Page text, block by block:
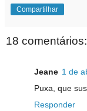
Compartilhar
18 comentários:
Jeane 1 de
Puxa, que
Responder